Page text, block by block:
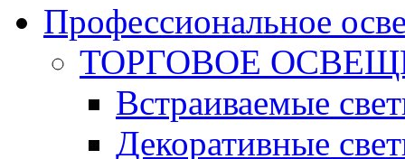
Профессиональное
ТОРГОВОЕ
Встраиваемые
Декоративные